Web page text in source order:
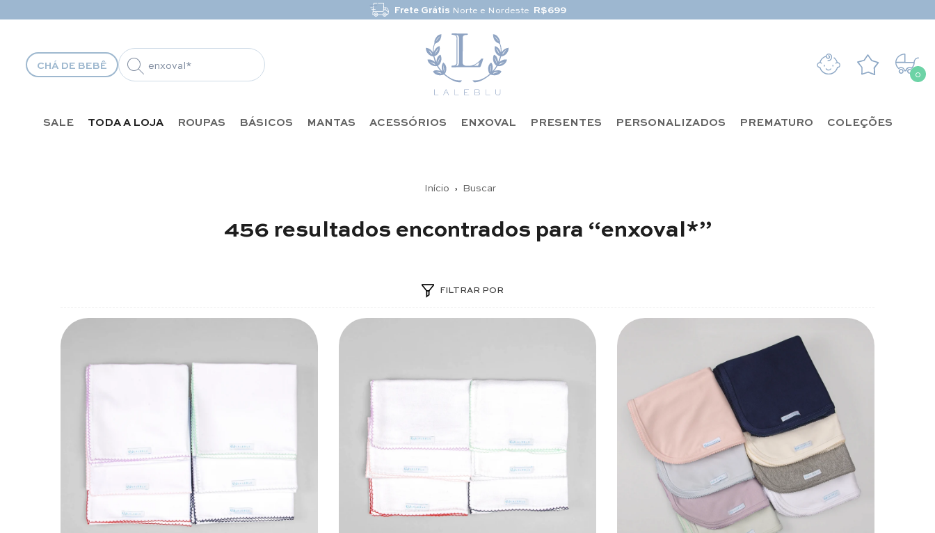
Frete Grátis Norte e Nordeste R$699
CHÁ DE BEBÊ
0
0
SALE TODA A LOJA ROUPAS BÁSICOS MANTAS ACESSÓRIOS ENXOVAL PRESENTES PERSONALIZADOS PREMATURO COLEÇÕES
Início › Buscar
456 resultados encontrados para “enxoval*”
FILTRAR POR